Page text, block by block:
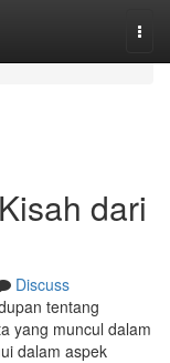
dari
Discuss
tentang
yang muncul dalam
dalam aspek